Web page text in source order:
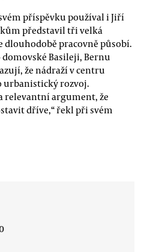
příspěvku používal i Jiří
představil tři velká
dlouhodobě pracovně působí.
Basileji, Bernu
že nádraží v centru
urbanistický rozvoj.
relevantní argument, že
dříve,“ řekl při svém